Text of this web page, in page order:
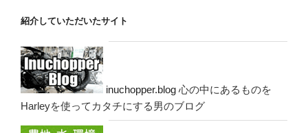
紹介していただいたサイト
inuchopper.blog 心の中にあるものを
Harleyを使ってカタチにする男のブログ